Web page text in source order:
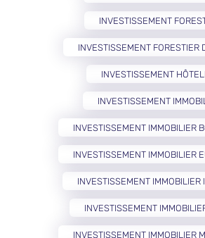
INVESTISSEMENT
INVESTISSEMENT FORESTIER
INVESTISSEMENT
INVESTISSEMENT
INVESTISSEMENT IMMOBILIER
INVESTISSEMENT IMMOBILIER
INVESTISSEMENT IMMOBILIER
INVESTISSEMENT
INVESTISSEMENT IMMOBILIER